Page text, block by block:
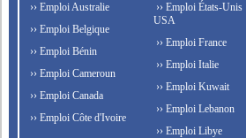
›› Emploi Australie
›› Emploi Belgique
›› Emploi Bénin
›› Emploi Cameroun
›› Emploi Canada
›› Emploi Côte d'Ivoire
›› Emploi États-Unis
USA
›› Emploi France
›› Emploi Italie
›› Emploi Kuwait
›› Emploi Lebanon
›› Emploi Libye